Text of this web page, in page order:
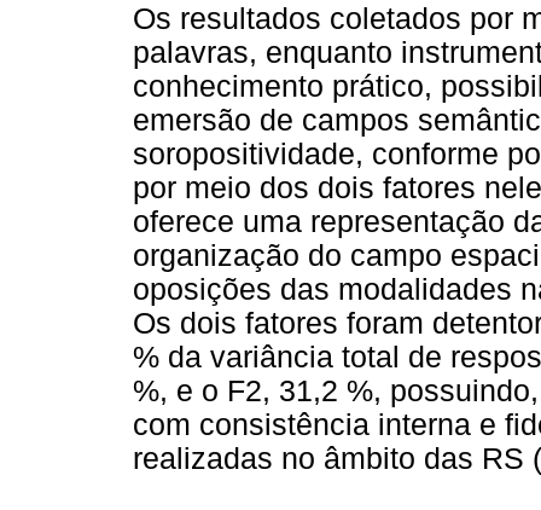
Os resultados coletados por
palavras, enquanto
conhecimento prático,
emersão de campos
soropositividade, conforme
por meio dos dois fatores
oferece uma representação
organização do campo
oposições das modalidades
Os dois fatores foram
% da variância total de
%, e o F2, 31,2 %,
com consistência interna e
realizadas no âmbito das RS